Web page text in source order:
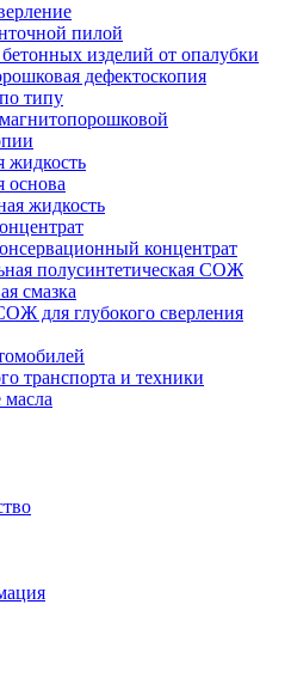
пилой
изделий от опалубки
дефектоскопия
типу
жидкость
основа
жидкость
концентрат
полусинтетическая СОЖ
смазка
для глубокого сверления
транспорта и техники